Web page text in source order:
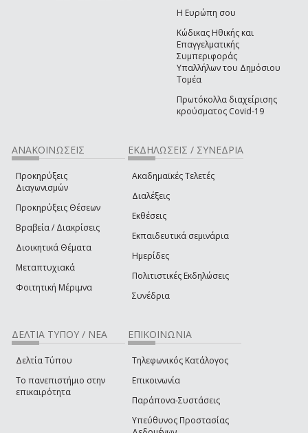
Η Ευρώπη σου
Κώδικας Ηθικής και
Επαγγελματικής
Συμπεριφοράς
Υπαλλήλων του Δημόσιου
Τομέα
Πρωτόκολλα διαχείρισης
κρούσματος Covid-19
ΑΝΑΚΟΙΝΩΣΕΙΣ
Προκηρύξεις
Διαγωνισμών
Προκηρύξεις Θέσεων
Βραβεία / Διακρίσεις
Διοικητικά Θέματα
Μεταπτυχιακά
Φοιτητική Μέριμνα
ΕΚΔΗΛΩΣΕΙΣ / ΣΥΝΕΔΡΙΑ
Ακαδημαϊκές Τελετές
Διαλέξεις
Εκθέσεις
Εκπαιδευτικά σεμινάρια
Ημερίδες
Πολιτιστικές Εκδηλώσεις
Συνέδρια
ΔΕΛΤΙΑ ΤΥΠΟΥ / ΝΕΑ
Δελτία Τύπου
Το πανεπιστήμιο στην
επικαιρότητα
ΕΠΙΚΟΙΝΩΝΙΑ
Τηλεφωνικός Κατάλογος
Επικοινωνία
Παράπονα-Συστάσεις
Υπεύθυνος Προστασίας